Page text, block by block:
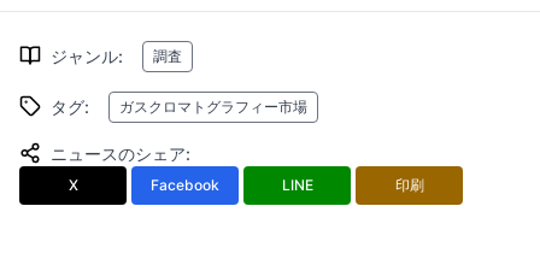
ジャンル: 調査
タグ: ガスクロマトグラフィー市場
ニュースのシェア:
X Facebook LINE 印刷